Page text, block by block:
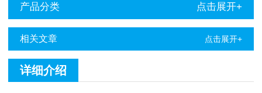
产品分类 点击展开+
相关文章 点击展开+
详细介绍